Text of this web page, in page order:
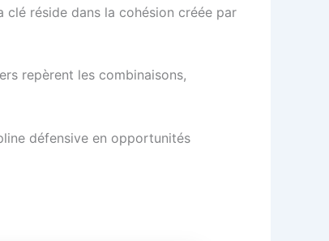
clé réside dans la cohésion créée par
repèrent les combinaisons,
défensive en opportunités